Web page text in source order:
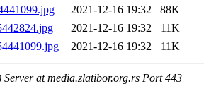
2021-12-16 19:32
88K
2021-12-16 19:32
11K
2021-12-16 19:32 11K
at media.zlatibor.org.rs Port 443